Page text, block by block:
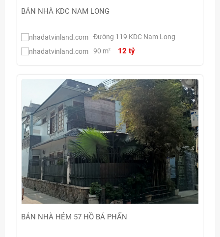
BÁN NHÀ KDC NAM LONG
Đường 119 KDC Nam Long
90 m2 12 tỷ
BÁN NHÀ HẺM 57 HỒ BÁ PHẤN